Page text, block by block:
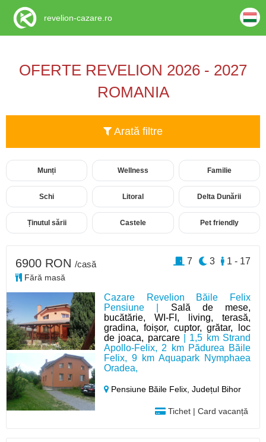
OFERTE REVELION 2026 - 2027
ROMANIA
Arată filtre
Munți Wellness Familie
Schi Litoral Delta Dunării
Ținutul sării Castele Pet friendly
Cazare Revelion Băile Felix
Pensiune | Sală de mese,
bucătărie, WI-FI, living, terasă,
gradina, foișor, cuptor, grătar, loc
de joaca, parcare| 1,5 km Strand
Apollo-Felix, 2 km Pădurea Băile
Felix, 9 km Aquapark Nymphaea
Oradea,
Pensiune Băile Felix,Județul Bihor
Tichet | Card vacanță
6900 RON /casă
Fără masă
1 - 17
3
7
revelion-cazare.ro